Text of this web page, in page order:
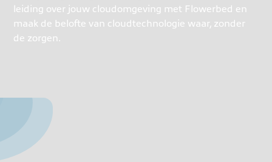
leiding over jouw cloudomgeving met Flowerbed en
maak de belofte van cloudtechnologie waar, zonder
de zorgen.